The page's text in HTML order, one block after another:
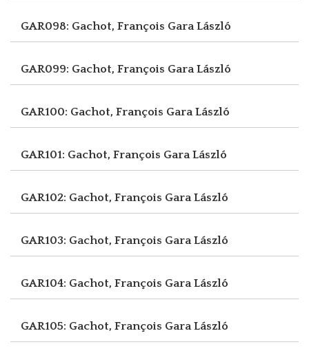
GAR098: Gachot, François Gara László
GAR099: Gachot, François Gara László
GAR100: Gachot, François Gara László
GAR101: Gachot, François Gara László
GAR102: Gachot, François Gara László
GAR103: Gachot, François Gara László
GAR104: Gachot, François Gara László
GAR105: Gachot, François Gara László